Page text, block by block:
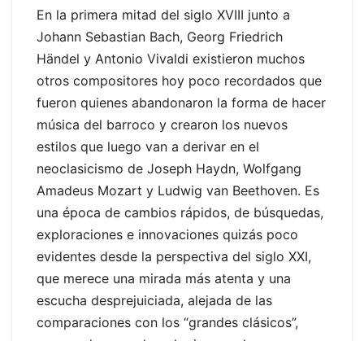
En la primera mitad del siglo XVIII junto a
Johann Sebastian Bach, Georg Friedrich
Händel y Antonio Vivaldi existieron muchos
otros compositores hoy poco recordados que
fueron quienes abandonaron la forma de hacer
música del barroco y crearon los nuevos
estilos que luego van a derivar en el
neoclasicismo de Joseph Haydn, Wolfgang
Amadeus Mozart y Ludwig van Beethoven. Es
una época de cambios rápidos, de búsquedas,
exploraciones e innovaciones quizás poco
evidentes desde la perspectiva del siglo XXI,
que merece una mirada más atenta y una
escucha desprejuiciada, alejada de las
comparaciones con los “grandes clásicos”,